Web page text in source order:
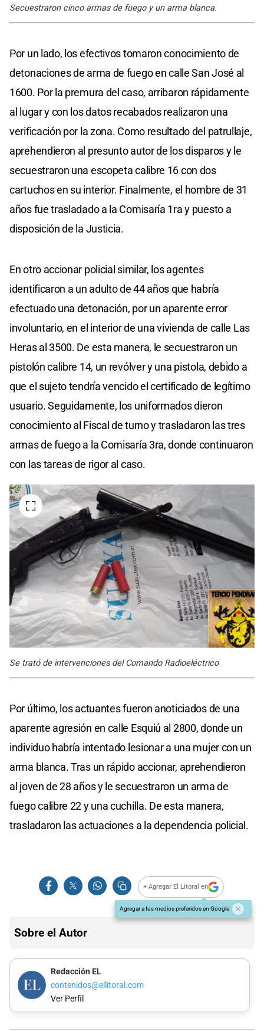
Secuestraron cinco armas de fuego y un arma blanca.
Por un lado, los efectivos tomaron conocimiento de
detonaciones de arma de fuego en calle San José al
1600. Por la premura del caso, arribaron rápidamente
al lugar y con los datos recabados realizaron una
verificación por la zona. Como resultado del patrullaje,
aprehendieron al presunto autor de los disparos y le
secuestraron una escopeta calibre 16 con dos
cartuchos en su interior. Finalmente, el hombre de 31
años fue trasladado a la Comisaría 1ra y puesto a
disposición de la Justicia.
En otro accionar policial similar, los agentes
identificaron a un adulto de 44 años que habría
efectuado una detonación, por un aparente error
involuntario, en el interior de una vivienda de calle Las
Heras al 3500. De esta manera, le secuestraron un
pistolón calibre 14, un revólver y una pistola, debido a
que el sujeto tendría vencido el certificado de legítimo
usuario. Seguidamente, los uniformados dieron
conocimiento al Fiscal de turno y trasladaron las tres
armas de fuego a la Comisaría 3ra, donde continuaron
con las tareas de rigor al caso.
Se trató de intervenciones del Comando Radioeléctrico
Por último, los actuantes fueron anoticiados de una
aparente agresión en calle Esquiú al 2800, donde un
individuo habría intentado lesionar a una mujer con un
arma blanca. Tras un rápido accionar, aprehendieron
al joven de 28 años y le secuestraron un arma de
fuego calibre 22 y una cuchilla. De esta manera,
trasladaron las actuaciones a la dependencia policial.
+ Agregar El Litoral en
Agregar a tus medios preferidos en Google
Sobre el Autor
Redacción EL
contenidos@ellitoral.com
Ver Perfil